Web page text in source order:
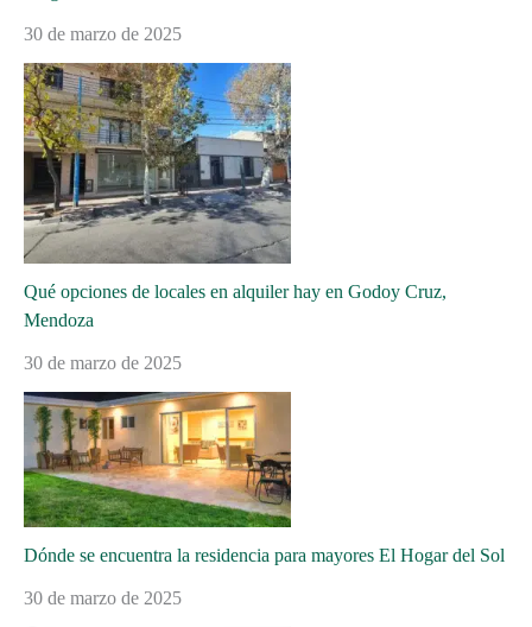
30 de marzo de 2025
Qué opciones de locales en alquiler hay en Godoy Cruz,
Mendoza
30 de marzo de 2025
Dónde se encuentra la residencia para mayores El Hogar del Sol
30 de marzo de 2025